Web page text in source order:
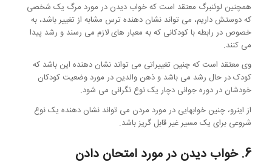
همچنین لوئنبرگ معتقد است که خواب دیدن در مورد مرگ یک شخصی
که دوستش داریم، می تواند نشان دهنده ترس مشابه از تغییر باشد، به
خصوص در رابطه با کودکانی که به معیار های لازم می رسند و رشد پیدا
می کنند.
وی معتقد است که چنین تغییراتی می تواند نشان دهنده این باشد که
کودک در حال رشد می باشد و ذهن والدین در مورد وضعیت کودکان
خودشان در دوره جوانی دچار یک نوع نگرانی می شود.
از اینرو، چنین خوابهایی در مورد مردن می تواند نشان دهنده یک نوع
شروعی برای یک مسیر غیر قابل گریز باشد.
6. خواب دیدن در مورد امتحان دادن